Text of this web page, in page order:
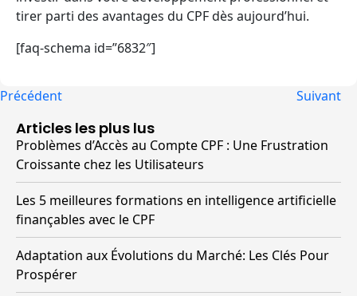
tirer parti des avantages du CPF dès aujourd’hui.
[faq-schema id=”6832″]
Précédent Suivant
Articles les plus lus
Problèmes d’Accès au Compte CPF : Une Frustration
Croissante chez les Utilisateurs
Les 5 meilleures formations en intelligence artificielle
finançables avec le CPF
Adaptation aux Évolutions du Marché: Les Clés Pour
Prospérer